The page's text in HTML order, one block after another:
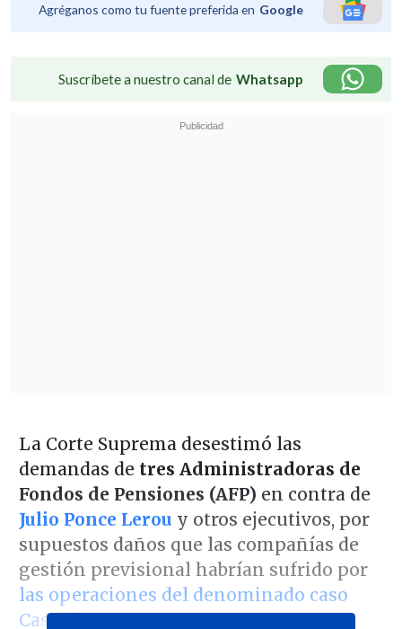
Agréganos como tu fuente preferida en Google
Suscríbete a nuestro canal de Whatsapp
La Corte Suprema desestimó las
demandas de tres Administradoras de
Fondos de Pensiones (AFP) en contra de
Julio Ponce Lerou y otros ejecutivos, por
supuestos daños que las compañías de
gestión previsional habrían sufrido por
las operaciones del denominado caso
Cascadas.